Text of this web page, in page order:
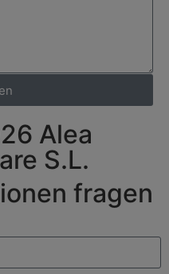
Alea
S.L.
fragen